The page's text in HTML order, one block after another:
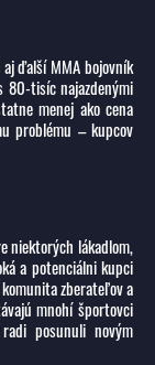
ďalší MMA bojovník
80-tisíc najazdenými
menej ako cena
problému – kupcov
niektorých lákadlom,
a potenciálni kupci
zberateľov a
mnohí športovci
posunuli novým